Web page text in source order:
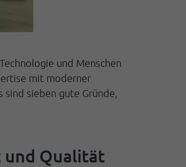
und Menschen
mit moderner
sind sieben gute Gründe,
und Qualität